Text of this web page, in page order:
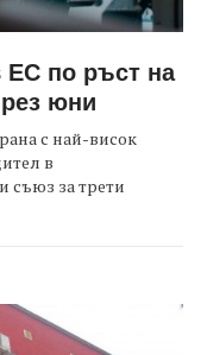
ЕС по ръст на
юни
с най-висок
в
съюз за трети